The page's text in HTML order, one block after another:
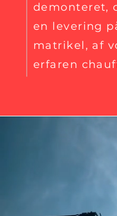
demonteret,
en levering
matrikel, af
erfaren